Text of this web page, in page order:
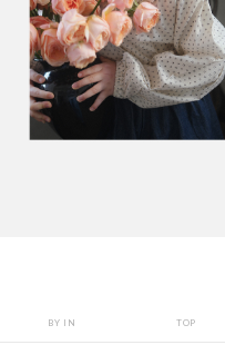
BY IN TOP